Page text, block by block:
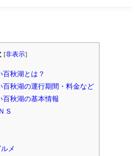
[非表示]
百秋湖とは？
百秋湖の運行期間・料金など
百秋湖の基本情報
Ｓ
メ